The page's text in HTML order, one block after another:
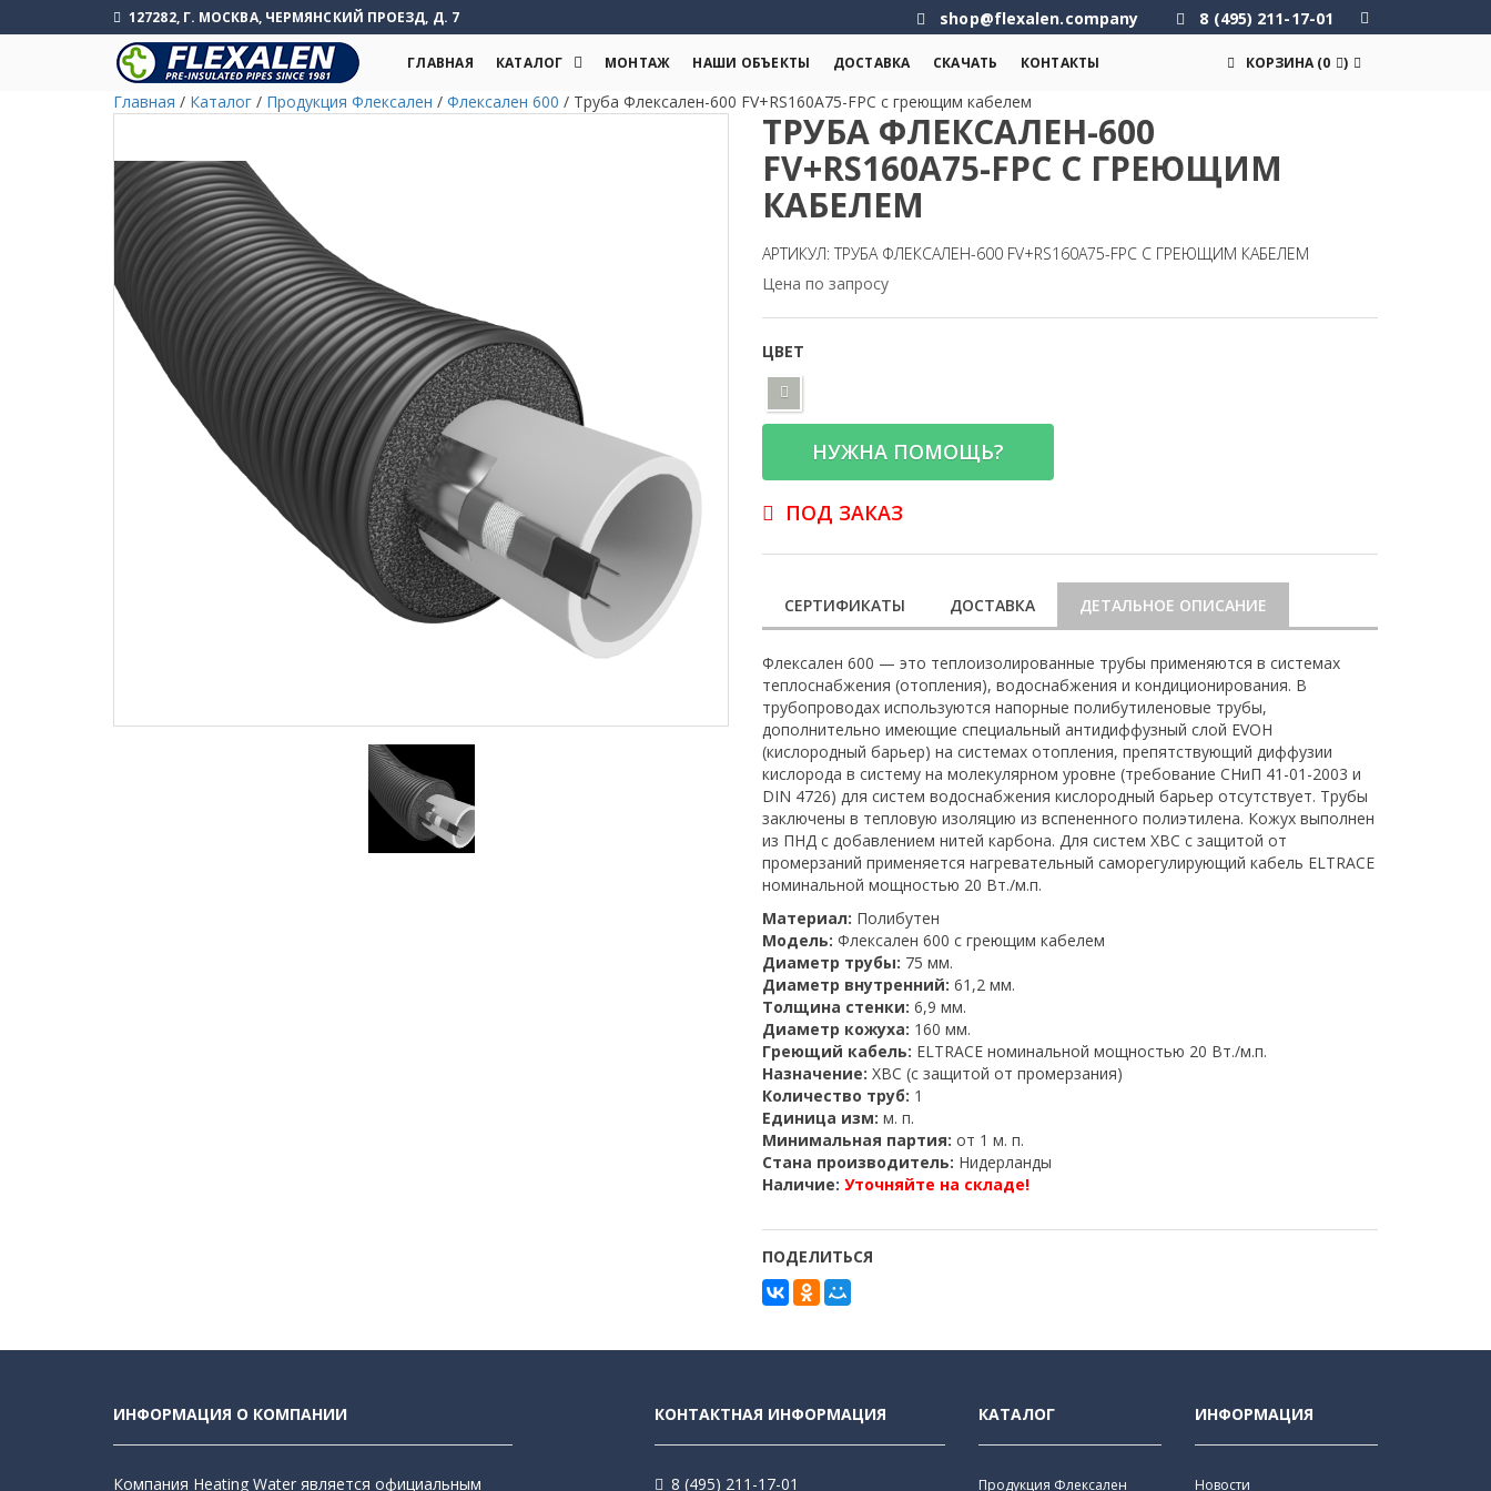
127282, Г. МОСКВА, ЧЕРМЯНСКИЙ ПРОЕЗД, Д. 7 shop@flexalen.company 8 (495) 211-17-01
ГЛАВНАЯ КАТАЛОГ МОНТАЖ НАШИ ОБЪЕКТЫ ДОСТАВКА СКАЧАТЬ КОНТАКТЫ КОРЗИНА (0 )
Главная / Каталог / Продукция Флексален / Флексален 600 / Труба Флексален-600 FV+RS160A75-FPC с греющим кабелем
ТРУБА ФЛЕКСАЛЕН-600
FV+RS160A75-FPC С ГРЕЮЩИМ
КАБЕЛЕМ
АРТИКУЛ: ТРУБА ФЛЕКСАЛЕН-600 FV+RS160A75-FPC С ГРЕЮЩИМ КАБЕЛЕМ
Цена по запросу
ЦВЕТ
НУЖНА ПОМОЩЬ?
ПОД ЗАКАЗ
СЕРТИФИКАТЫ ДОСТАВКА ДЕТАЛЬНОЕ ОПИСАНИЕ
Флексален 600 — это теплоизолированные трубы применяются в системах
теплоснабжения (отопления), водоснабжения и кондиционирования. В
трубопроводах используются напорные полибутиленовые трубы,
дополнительно имеющие специальный антидиффузный слой EVOH
(кислородный барьер) на системах отопления, препятствующий диффузии
кислорода в систему на молекулярном уровне (требование СНиП 41-01-2003 и
DIN 4726) для систем водоснабжения кислородный барьер отсутствует. Трубы
заключены в тепловую изоляцию из вспененного полиэтилена. Кожух выполнен
из ПНД с добавлением нитей карбона. Для систем ХВС с защитой от
промерзаний применяется нагревательный саморегулирующий кабель ELTRACE
номинальной мощностью 20 Вт./м.п.
Материал: Полибутен
Модель: Флексален 600 с греющим кабелем
Диаметр трубы: 75 мм.
Диаметр внутренний: 61,2 мм.
Толщина стенки: 6,9 мм.
Диаметр кожуха: 160 мм.
Греющий кабель: ELTRACE номинальной мощностью 20 Вт./м.п.
Назначение: ХВС (с защитой от промерзания)
Количество труб: 1
Единица изм: м. п.
Минимальная партия: от 1 м. п.
Стана производитель: Нидерланды
Наличие: Уточняйте на складе!
ПОДЕЛИТЬСЯ
ИНФОРМАЦИЯ О КОМПАНИИ
Компания Heating Water является официальным
КОНТАКТНАЯ ИНФОРМАЦИЯ
8 (495) 211-17-01
КАТАЛОГ
Продукция Флексален
ИНФОРМАЦИЯ
Новости